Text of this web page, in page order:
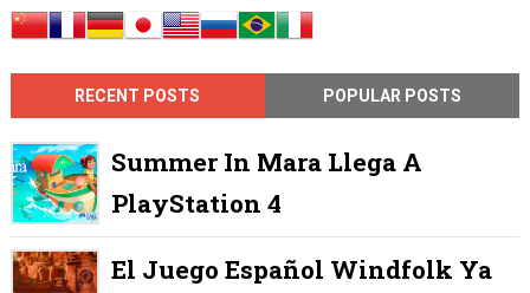
RECENT POSTS POPULAR POSTS
Summer In Mara Llega A
PlayStation 4
El Juego Español Windfolk Ya